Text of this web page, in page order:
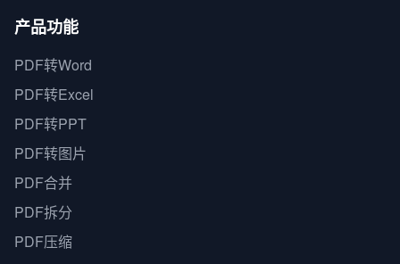
产品功能
PDF转Word
PDF转Excel
PDF转PPT
PDF转图片
PDF合并
PDF拆分
PDF压缩